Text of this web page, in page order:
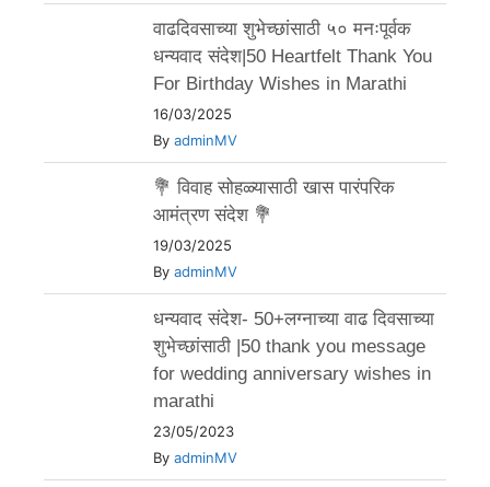
वाढदिवसाच्या शुभेच्छांसाठी ५० मनःपूर्वक
धन्यवाद संदेश|50 Heartfelt Thank You
For Birthday Wishes in Marathi
16/03/2025
By adminMV
💐 विवाह सोहळ्यासाठी खास पारंपरिक
आमंत्रण संदेश 💐
19/03/2025
By adminMV
धन्यवाद संदेश- 50+लग्नाच्या वाढ दिवसाच्या
शुभेच्छांसाठी |50 thank you message
for wedding anniversary wishes in
marathi
23/05/2023
By adminMV